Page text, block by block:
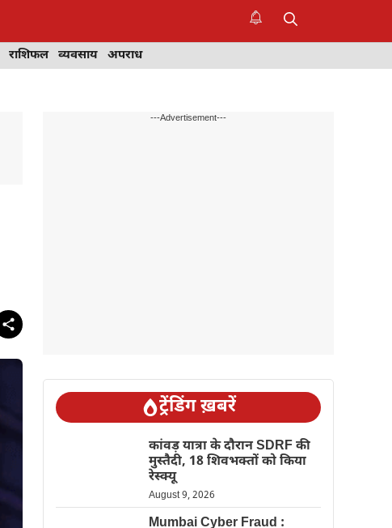
राशिफल व्यवसाय अपराध
---Advertisement---
ट्रेंडिंग ख़बरें
कांवड़ यात्रा के दौरान SDRF की
मुस्तैदी, 18 शिवभक्तों को किया
रेस्क्यू
August 9, 2026
Mumbai Cyber Fraud :